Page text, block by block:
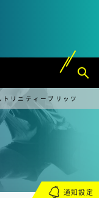
リニティーブリッツ
通知設定